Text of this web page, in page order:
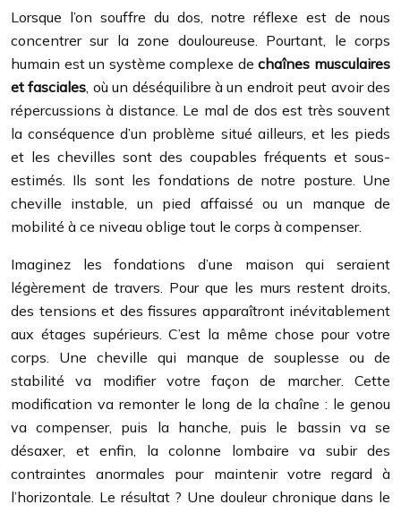
Lorsque l’on souffre du dos, notre réflexe est de nous
concentrer sur la zone douloureuse. Pourtant, le corps
humain est un système complexe dechaînes musculaires
et fasciales, où un déséquilibre à un endroit peut avoir des
répercussions à distance. Le mal de dos est très souvent
la conséquence d’un problème situé ailleurs, et les pieds
et les chevilles sont des coupables fréquents et sous-
estimés. Ils sont les fondations de notre posture. Une
cheville instable, un pied affaissé ou un manque de
mobilité à ce niveau oblige tout le corps à compenser.
Imaginez les fondations d’une maison qui seraient
légèrement de travers. Pour que les murs restent droits,
des tensions et des fissures apparaîtront inévitablement
aux étages supérieurs. C’est la même chose pour votre
corps. Une cheville qui manque de souplesse ou de
stabilité va modifier votre façon de marcher. Cette
modification va remonter le long de la chaîne : le genou
va compenser, puis la hanche, puis le bassin va se
désaxer, et enfin, la colonne lombaire va subir des
contraintes anormales pour maintenir votre regard à
l’horizontale. Le résultat ? Une douleur chronique dans le